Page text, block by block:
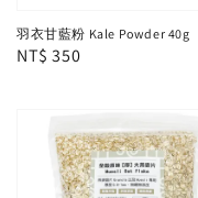
羽衣甘藍粉 Kale Powder 40g
Regular
NT$ 350